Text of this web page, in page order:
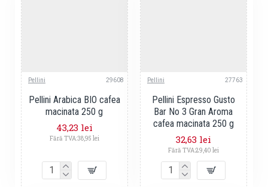
Pellini 29608
Pellini Arabica BIO cafea
macinata 250 g
43,23 lei
Fără TVA:38,95 lei
Pellini 27763
Pellini Espresso Gusto
Bar No 3 Gran Aroma
cafea macinata 250 g
32,63 lei
Fără TVA:29,40 lei